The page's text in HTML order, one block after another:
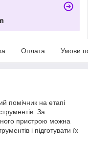
Оплата Умови
помічник на етапі
За
пристрою можна
і підготувати їх